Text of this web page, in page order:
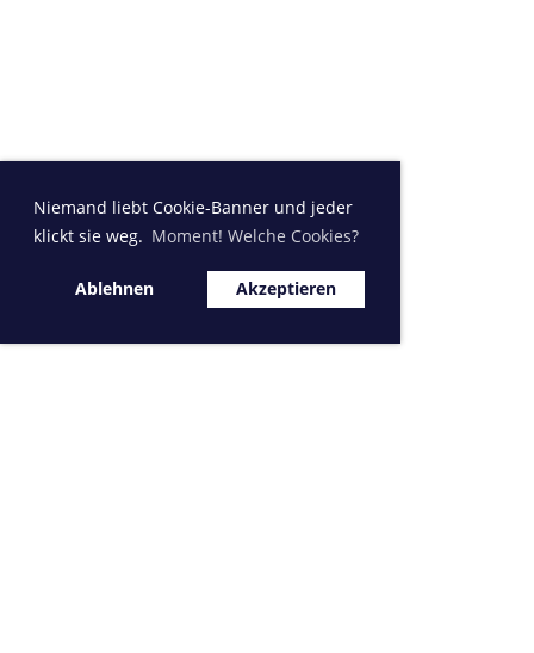
Niemand liebt Cookie-Banner und jeder
klickt sie weg. Moment! Welche Cookies?
Ablehnen Akzeptieren